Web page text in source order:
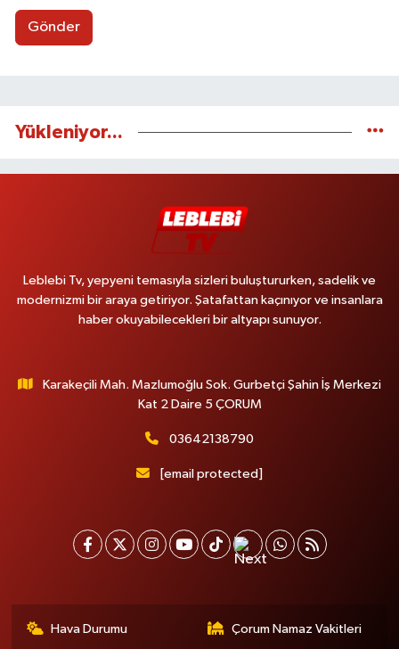
Gönder
Yükleniyor...
Leblebi Tv, yepyeni temasıyla sizleri buluştururken, sadelik ve
modernizmi bir araya getiriyor. Şatafattan kaçınıyor ve insanlara
haber okuyabilecekleri bir altyapı sunuyor.
Karakeçili Mah. Mazlumoğlu Sok. Gurbetçi Şahin İş Merkezi
Kat 2 Daire 5 ÇORUM
03642138790
[email protected]
Hava Durumu Çorum Namaz Vakitleri